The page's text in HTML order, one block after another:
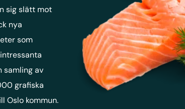
sig slätt mot
nya
som
samling av
grafiska
Oslo kommun.